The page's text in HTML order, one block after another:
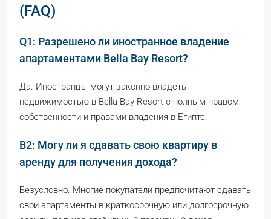
(FAQ)
Q1: Разрешено ли иностранное владение
апартаментами Bella Bay Resort?
Да. Иностранцы могут законно владеть
недвижимостью в Bella Bay Resort с полным правом
собственности и правами владения в Египте.
В2: Могу ли я сдавать свою квартиру в
аренду для получения дохода?
Безусловно. Многие покупатели предпочитают сдавать
свои апартаменты в краткосрочную или долгосрочную